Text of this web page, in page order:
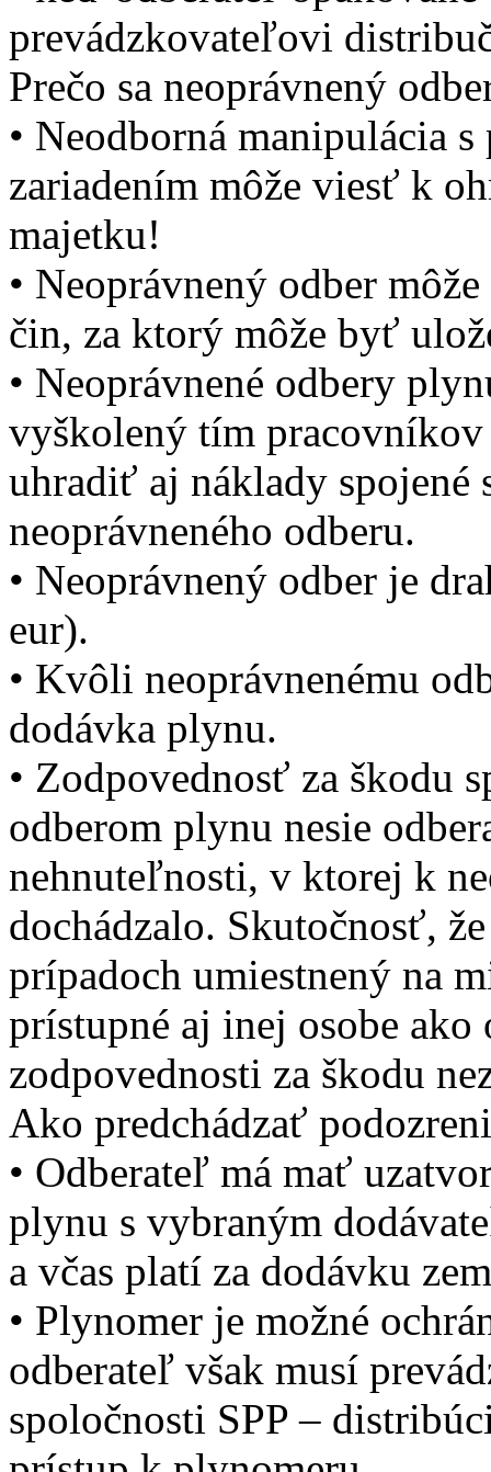
prevádzkovateľovi
Prečo sa neoprávnený
• Neodborná manipulácia
zariadením môže viesť k
majetku!
• Neoprávnený odber
čin, za ktorý môže byť
• Neoprávnené odbery
vyškolený tím pracovníkov
uhradiť aj náklady spojené
neoprávneného odberu.
• Neoprávnený odber je
eur).
• Kvôli neoprávnenému
dodávka plynu.
• Zodpovednosť za škodu
odberom plynu nesie
nehnuteľnosti, v ktorej k
dochádzalo. Skutočnosť,
prípadoch umiestnený na
prístupné aj inej osobe
zodpovednosti za škodu
Ako predchádzať
• Odberateľ má mať
plynu s vybraným
a včas platí za dodávku
• Plynomer je možné
odberateľ však musí
spoločnosti SPP –